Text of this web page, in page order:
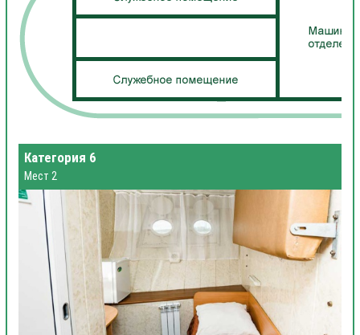
Категория 6
Мест 2